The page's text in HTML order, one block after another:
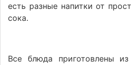
есть разные напитки от
сока.
Все блюда приготовлены